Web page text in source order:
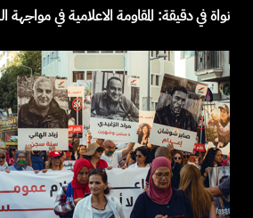
نواة في دقيقة: المقاومة الاعلامية في مواجهة